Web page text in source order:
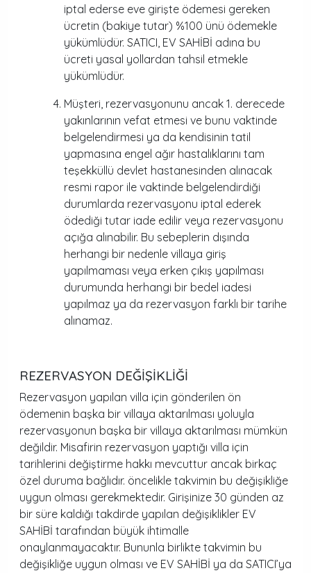
iptal ederse eve girişte ödemesi gereken
ücretin (bakiye tutar) %100 ünü ödemekle
yükümlüdür. SATICI, EV SAHİBİ adına bu
ücreti yasal yollardan tahsil etmekle
yükümlüdür.
Müşteri, rezervasyonunu ancak 1. derecede
yakınlarının vefat etmesi ve bunu vaktinde
belgelendirmesi ya da kendisinin tatil
yapmasına engel ağır hastalıklarını tam
teşekküllü devlet hastanesinden alınacak
resmi rapor ile vaktinde belgelendirdiği
durumlarda rezervasyonu iptal ederek
ödediği tutar iade edilir veya rezervasyonu
açığa alınabilir. Bu sebeplerin dışında
herhangi bir nedenle villaya giriş
yapılmaması veya erken çıkış yapılması
durumunda herhangi bir bedel iadesi
yapılmaz ya da rezervasyon farklı bir tarihe
alınamaz.
REZERVASYON DEĞİŞİKLİĞİ
Rezervasyon yapılan villa için gönderilen ön
ödemenin başka bir villaya aktarılması yoluyla
rezervasyonun başka bir villaya aktarılması mümkün
değildir. Misafirin rezervasyon yaptığı villa için
tarihlerini değiştirme hakkı mevcuttur ancak birkaç
özel duruma bağlıdır. öncelikle takvimin bu değişikliğe
uygun olması gerekmektedir. Girişinize 30 günden az
bir süre kaldığı takdirde yapılan değişiklikler EV
SAHİBİ tarafından büyük ihtimalle
onaylanmayacaktır. Bununla birlikte takvimin bu
değişikliğe uygun olması ve EV SAHİBİ ya da SATICI’ya